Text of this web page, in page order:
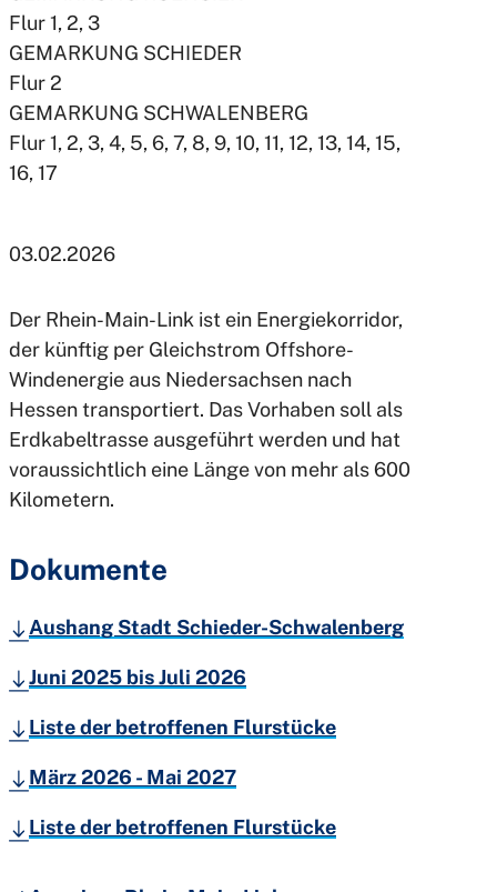
Flur 1, 2, 3
GEMARKUNG SCHIEDER
Flur 2
GEMARKUNG SCHWALENBERG
Flur 1, 2, 3, 4, 5, 6, 7, 8, 9, 10, 11, 12, 13, 14, 15,
16, 17
03.02.2026
Der Rhein-Main-Link ist ein Energiekorridor,
der künftig per Gleichstrom Offshore-
Windenergie aus Niedersachsen nach
Hessen transportiert. Das Vorhaben soll als
Erdkabeltrasse ausgeführt werden und hat
voraussichtlich eine Länge von mehr als 600
Kilometern.
Dokumente
Aushang Stadt Schieder-Schwalenberg
Juni 2025 bis Juli 2026
Liste der betroffenen Flurstücke
März 2026 - Mai 2027
Liste der betroffenen Flurstücke